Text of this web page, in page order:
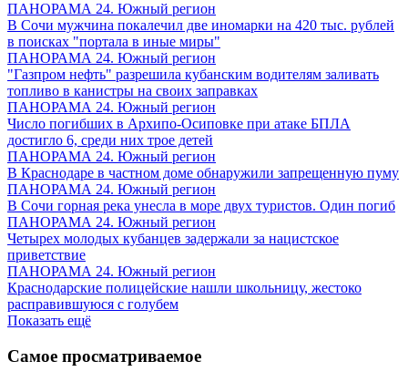
ПАНОРАМА 24. Южный регион
В Сочи мужчина покалечил две иномарки на 420 тыс. рублей
в поисках "портала в иные миры"
ПАНОРАМА 24. Южный регион
"Газпром нефть" разрешила кубанским водителям заливать
топливо в канистры на своих заправках
ПАНОРАМА 24. Южный регион
Число погибших в Архипо-Осиповке при атаке БПЛА
достигло 6, среди них трое детей
ПАНОРАМА 24. Южный регион
В Краснодаре в частном доме обнаружили запрещенную пуму
ПАНОРАМА 24. Южный регион
В Сочи горная река унесла в море двух туристов. Один погиб
ПАНОРАМА 24. Южный регион
Четырех молодых кубанцев задержали за нацистское
приветствие
ПАНОРАМА 24. Южный регион
Краснодарские полицейские нашли школьницу, жестоко
расправившуюся с голубем
Показать ещё
Самое просматриваемое